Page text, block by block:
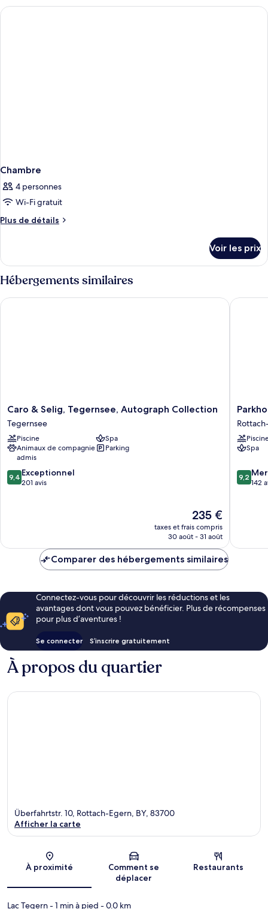
type
de
Chambre
4 personnes
Wi-Fi gratuit
Plus de détails
Plus
le
type
de
Chambre
Voir les prix
Hébergements similaires
Caro
&
Selig,
Tegernsee,
Autograph
Collection
Tegernsee
Caro & Selig, Tegernsee, Autograph Collection
Tegernsee
Piscine
Spa
Animaux de compagnie
admis
Parking
9.4
sur
9,4 Exceptionnel
201 avis
Le
nouveau
prix
de
235 €
taxes et frais compris
30 août - 31 août
Caro & Selig, Tegernsee, Autograph Collection
Egerner
Höfe
Rottach-
Egern
Spa
9.2
sur
9,2
142
Comparer des hébergements similaires
Connectez-vous pour découvrir les réductions et les
avantages dont vous pouvez bénéficier. Plus de récompenses
pour plus d’aventures !
Se connecter S’inscrire gratuitement
À propos du quartier
Carte
Überfahrtstr. 10, Rottach-Egern, BY, 83700
Afficher la carte
À proximité
Comment se
déplacer
Restaurants
Lac Tegern- 1 min à pied - 0.0 km